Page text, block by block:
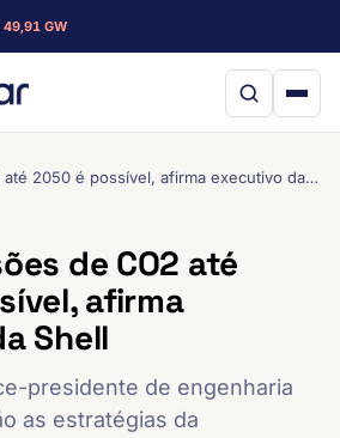
49,91 GW
Zerar emissões de CO2 até 2050 é possível, afirma executivo da Shell
de CO2 até
afirma
Shell
presidente de engenharia
as estratégias da